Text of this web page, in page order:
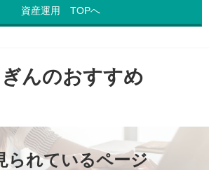
資産運用 TOPへ
んのおすすめ
られているページ